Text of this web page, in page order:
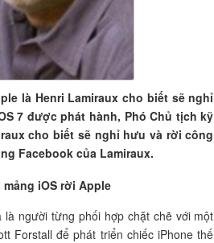
là Henri Lamiraux cho biết sẽ nghỉ
7 được phát hành, Phó Chủ tịch kỹ
cho biết sẽ nghỉ hưu và rời công
Facebook của Lamiraux.
người từng phối hợp chặt chẽ với một
Forstall để phát triển chiếc iPhone thế